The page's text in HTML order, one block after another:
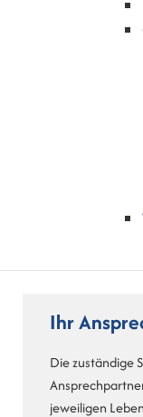
Ihr
Die zuständige
jeweiligen